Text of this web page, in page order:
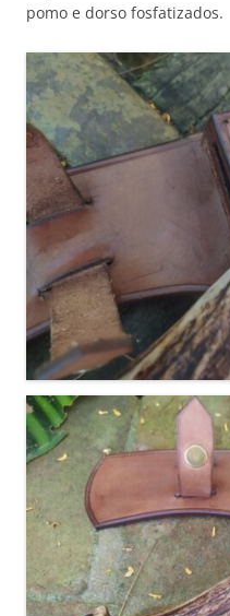
pomo e dorso fosfatizados.